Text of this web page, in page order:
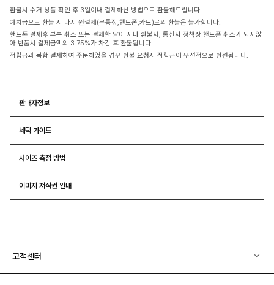
환불시 수거 상품 확인 후 3일이내 결제하신 방법으로 환불해드립니다
예치금으로 환불 시 다시 원결제(무통장,핸드폰,카드)로의 환불은 불가합니다.
핸드폰 결제후 부분 취소 또는 결제한 달이 지나 환불시, 통신사 정책상 핸드폰 취소가 되지않
아 반품시 결제금액의 3.75%가 차감 후 환불됩니다.
적립금과 복합 결제하여 주문하였을 경우 환불 요청시 적립금이 우선적으로 환원됩니다.
판매자정보
세탁 가이드
사이즈 측정 방법
이미지 저작권 안내
고객센터